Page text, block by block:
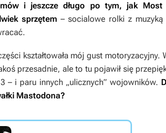
i jeszcze długo po tym, jak Most
sprzętem – socialowe rolki z
kształtowała mój gust motoryzacyjny.
przesadnie, ale to tu pojawił się
– i paru innych „ulicznych” wojowników.
Mastodona?